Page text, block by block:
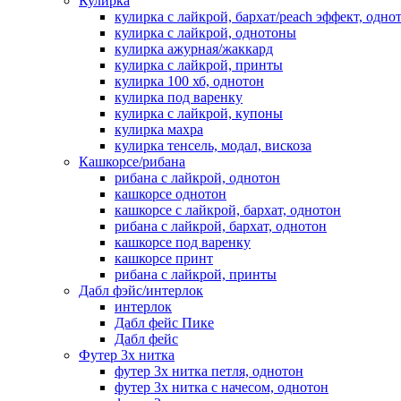
кулирка с лайкрой, бархат/peach эффект,
кулирка с лайкрой, однотоны
кулирка ажурная/жаккард
кулирка с лайкрой, принты
кулирка 100 хб, однотон
кулирка под варенку
кулирка с лайкрой, купоны
кулирка махра
кулирка тенсель, модал, вискоза
Кашкорсе/рибана
рибана с лайкрой, однотон
кашкорсе однотон
кашкорсе с лайкрой, бархат, однотон
рибана с лайкрой, бархат, однотон
кашкорсе под варенку
кашкорсе принт
рибана с лайкрой, принты
Дабл фэйс/интерлок
интерлок
Дабл фейс Пике
Дабл фейс
Футер 3х нитка
футер 3х нитка петля, однотон
футер 3х нитка с начесом, однотон